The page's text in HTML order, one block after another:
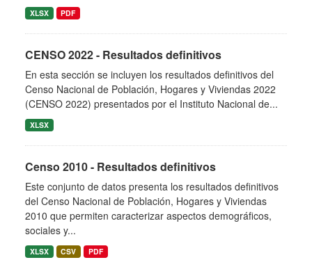
XLSX PDF
CENSO 2022 - Resultados definitivos
En esta sección se incluyen los resultados definitivos del
Censo Nacional de Población, Hogares y Viviendas 2022
(CENSO 2022) presentados por el Instituto Nacional de...
XLSX
Censo 2010 - Resultados definitivos
Este conjunto de datos presenta los resultados definitivos
del Censo Nacional de Población, Hogares y Viviendas
2010 que permiten caracterizar aspectos demográficos,
sociales y...
XLSX CSV PDF